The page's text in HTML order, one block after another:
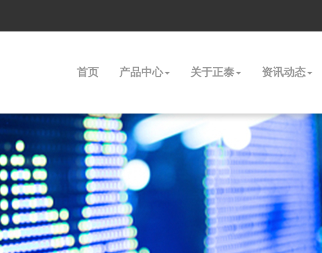
首页 产品中心 关于正泰 资讯动态